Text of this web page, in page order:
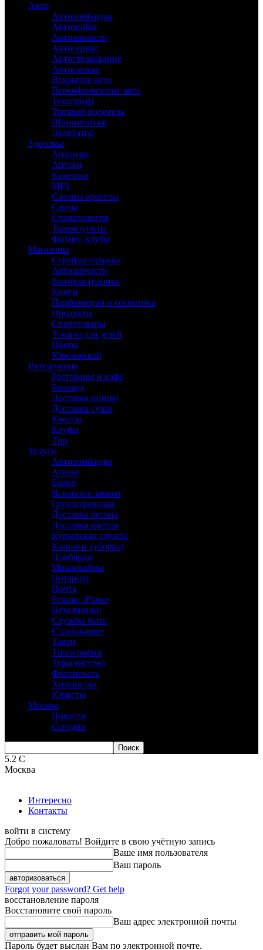
Авто
Автоломбарды
Автомойка
Автозапчасти
Автосервис
Автострахование
Автопрокат
Вскрытие авто
Переоформление авто
Техосмотр
Трезвый водитель
Шиномонтаж
Эвакуатор
Здоровье
Анализы
Аптеки
Клиники
МРТ
Салоны красоты
Сауны
Стоматология
Травмпункты
Фитнес-клубы
Магазины
Стройматериалы
Автозапчасти
Бытовая техника
Книги
Парфюмерия и косметика
Продукты
Спорттовары
Товары для детей
Цветы
Ювелирный
Развлечения
Рестораны и кафе
Бильярд
Доставка пиццы
Доставка суши
Квесты
Клубы
Тир
Услуги
Автоломбарды
Ателье
Банки
Вскрытие замков
Грузоперевозки
Доставка бетона
Доставка цветов
Курьерская служба
Клининг (уборка)
Ломбарды
Микрозаймы
Нотариус
Почта
Ремонт iPhone
Ветклиники
Службы быта
Страхование
Такси
Типографии
Турагентство
Фотопечать
Химчистка
Юристы
Москва
Новости
Сегодня
5.2 C
Москва
Интересно
Контакты
войти в систему
Добро пожаловать! Войдите в свою учётную запись
Ваше имя пользователя
Ваш пароль
Forgot your password? Get help
восстановление пароля
Восстановите свой пароль
Ваш адрес электронной почты
Пароль будет выслан Вам по электронной почте.